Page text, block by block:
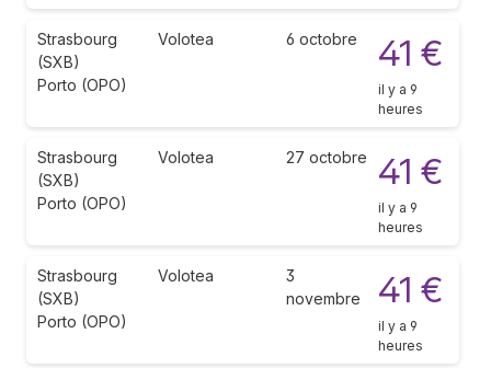
Strasbourg
(SXB)
Porto (OPO)
Volotea 6 octobre 41 €
il y a 9
heures
Strasbourg
(SXB)
Porto (OPO)
Volotea 27 octobre 41 €
il y a 9
heures
Strasbourg
(SXB)
Porto (OPO)
Volotea
3
novembre
41 €
il y a 9
heures